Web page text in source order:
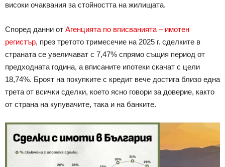
високи очаквания за стойността на жилищата.
Според данни от Агенцията по вписванията – имотен
регистър, през третото тримесечие на 2025 г. сделките в
страната се увеличават с 7,47% спрямо същия период от
предходната година, а вписаните ипотеки скачат с цели
18,74%. Броят на покупките с кредит вече достига близо една
трета от всички сделки, което ясно говори за доверие, както
от страна на купувачите, така и на банките.